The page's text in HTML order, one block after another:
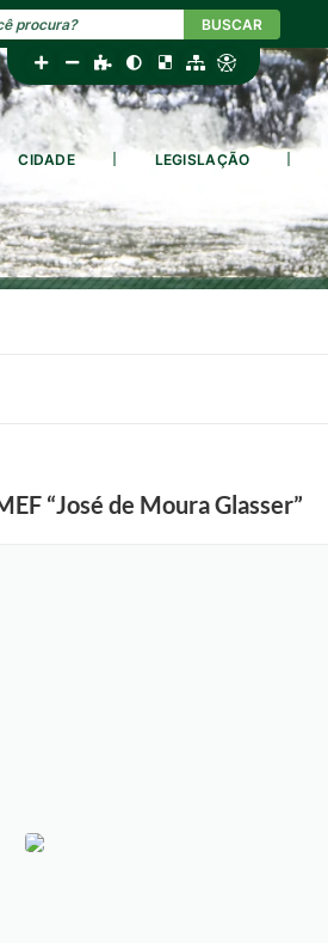
BUSCAR
CIDADE LEGISLAÇÃO
“José de Moura Glasser”